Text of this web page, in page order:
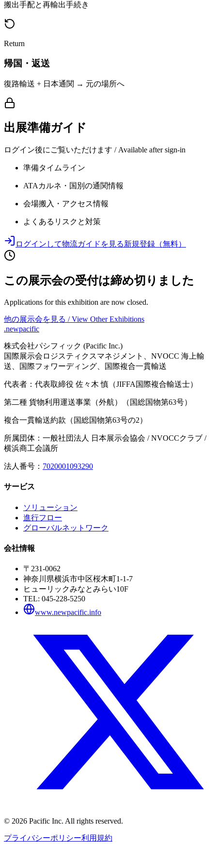
搬出手配と再輸出手続き
Return
帰国・返送
復路輸送 + 日本通関 → 元の場所へ
出展準備ガイド
ログイン後にご覧いただけます / Available after sign-in
準備タイムライン
ATAカルネ・国別の通関情報
会場搬入・アクセス情報
よくあるリスクと対策
ログインして物流ガイドを見る新規登録（無料）
この展示会の受付は締め切りました
Applications for this exhibition are now closed.
他の展示会を見る / View Other Exhibitions
.newpacific
株式会社パシフィック (Pacific Inc.)
国際展示会ロジスティクスマネジメント、NVOCC 海上輸
送、国際フォワーディング、国際複合一貫輸送
代表者：代表取締役 佐々木 慎（JIFFA国際複合輸送士）
第二種 貨物利用運送事業（外航）（国総国物第63号）
複合一貫輸送約款（国総国物第63号の2）
所属団体：一般社団法人 日本展示会協会 / NVOCCクラブ /
横浜商工会議所
法人番号： 7020001093290
サービス
ソリューション
進行フロー
グローバルネットワーク
会社情報
〒231-0062
神奈川県横浜市中区桜木町1-1-7
ヒューリックみなとみらい10F
TEL: 045-228-5250
www.newpacific.info
© 2026 Pacific Inc. All rights reserved.
プライバシーポリシー利用規約